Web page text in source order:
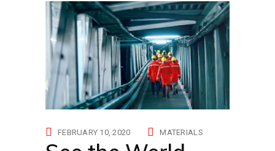
FEBRUARY 10, 2020 MATERIALS